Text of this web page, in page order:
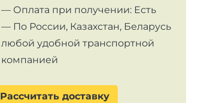
— Оплата при получении: Есть
— По России, Казахстан, Беларусь
любой удобной транспортной
компанией
Рассчитать доставку